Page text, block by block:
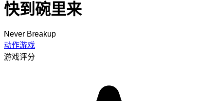
快到碗里来
Never Breakup
动作游戏
游戏评分